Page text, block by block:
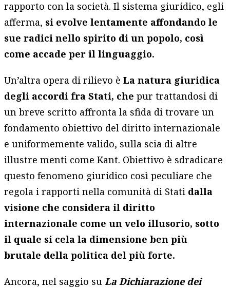
rapporto con la società. Il sistema giuridico, egli
afferma, si evolve lentamente affondando le
sue radici nello spirito di un popolo, così
come accade per il linguaggio.
Un’altra opera di rilievo èLa natura giuridica
degli accordi fra Stati, che pur trattandosi di
un breve scritto affronta la sfida di trovare un
fondamento obiettivo del diritto internazionale
e uniformemente valido, sulla scia di altre
illustre menti come Kant. Obiettivo è sdradicare
questo fenomeno giuridico così peculiare che
regola i rapporti nella comunità di Stati dalla
visione che considera il diritto
internazionale come un velo illusorio, sotto
il quale si cela la dimensione ben più
brutale della politica del più forte.
Ancora, nel saggio suLa Dichiarazione dei